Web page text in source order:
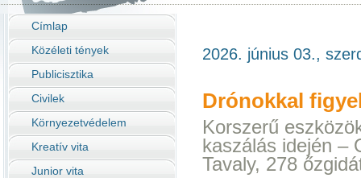
Címlap
Közéleti tények
Publicisztika
Civilek
Környezetvédelem
Kreatív vita
Junior vita
2026. június 03.,
Drónokkal
Korszerű
kaszálás idején –
Tavaly, 278